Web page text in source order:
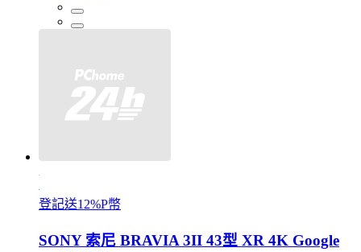
登記送12%P幣
SONY 索尼 BRAVIA 3II 43型 XR 4K Google